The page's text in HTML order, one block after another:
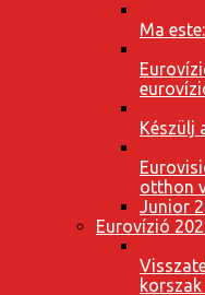
Ma
Készülj
otthon
Junior
Eurovízió